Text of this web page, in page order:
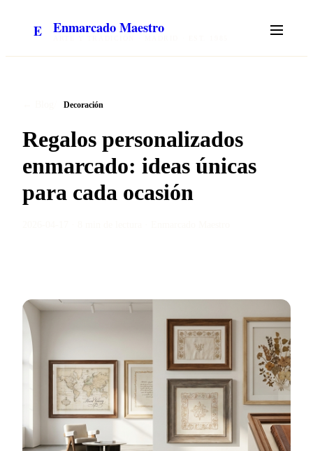
E Enmarcado Maestro
Decoración
Regalos personalizados
enmarcado: ideas únicas
para cada ocasión